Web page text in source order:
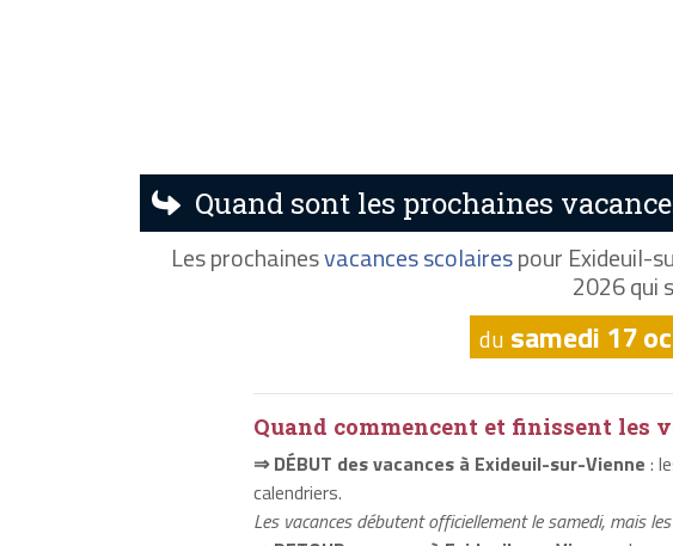
Quand sont les prochaines
Les prochainesvacances scolairespour Exideuil-
2026 qui
du samedi 17
Quand commencent et finissent les
⇒ DÉBUT des vacances à Exideuil-sur-Vienne :
calendriers.
Les vacances débutent officiellement le samedi, mais